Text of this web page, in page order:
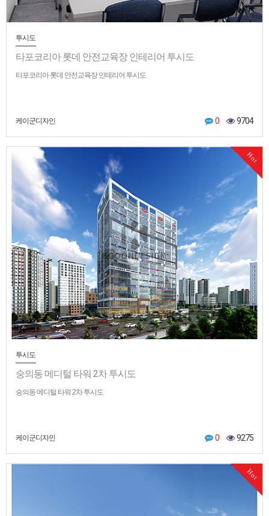
투시도
타포코리아 롯데 안전교육장 인테리어 투시도
타포코리아 롯데 안전교육장 인테리어 투시도
케이군디자인 0 9704
Hot
투시도
숭의동 메디털 타워 2차 투시도
숭의동 메디털 타워 2차 투시도
케이군디자인 0 9275
Hot